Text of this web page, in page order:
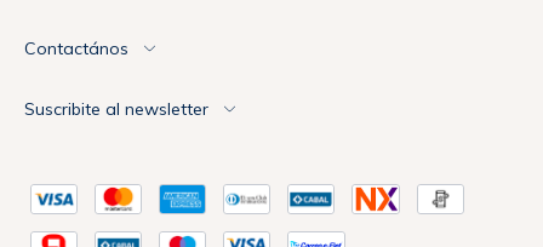
Contactános
Suscribite al newsletter